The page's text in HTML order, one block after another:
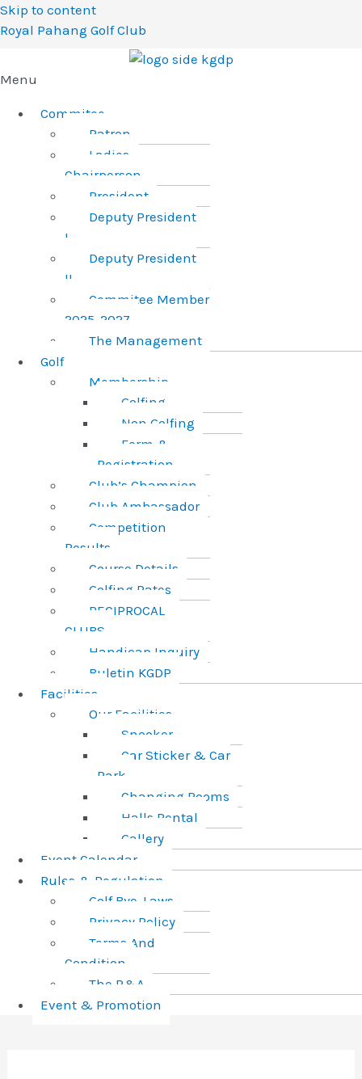
Skip to content
Royal Pahang Golf Club
Menu
Commitee
Patron
Ladies
Chairperson
President
Deputy President
I
Deputy President
II
Commitee Member
2025-2027
The Management
Golf
Membership
Golfing
Non Golfing
Form &
Registration
Club’s Champion
Club Ambassador
Competition
Results
Course Details
Golfing Rates
RECIPROCAL
CLUBS
Handicap Inquiry
Buletin KGDP
Facilities
Our Facilities
Snooker
Car Sticker & Car
Park
Changing Rooms
Halls Rental
Gallery
Event Calendar
Rules & Regulation
Golf Bye-Laws
Privacy Policy
Terms And
Condition
The R&A
Event & Promotion